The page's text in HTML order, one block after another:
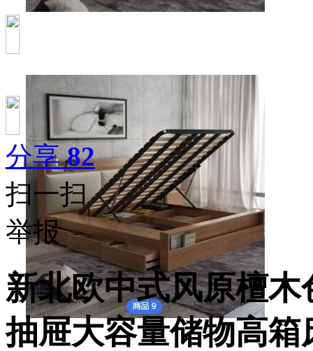
分享82
扫一扫
举报
新北欧中式风原檀木
抽屉大容量储物高箱